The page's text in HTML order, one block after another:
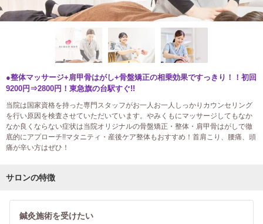
●整体マッサージ+肩甲骨はがし+骨盤矯正の相乗効果ですっきり！！初回
9200円⇒2800円！東急旗の台駅すぐ!!
当院は国家資格を持った専門スタッフがお一人お一人しっかりカウンセリング
を行い原因を検査させていただいています。やみくもにマッサージしてもなか
なか良くならない症状は当院オリジナルの骨盤矯正・整体・肩甲骨はがしで徹
底的にアプローチ!!マタニティ・産後ケア整体もおすすめ！首肩こり、腰痛、頭
痛が辛い方はぜひ！
サロンの特徴
鍼灸施術を受けたい